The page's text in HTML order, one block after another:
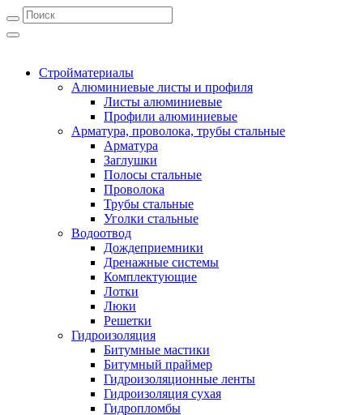
Стройматериалы
Алюминиевые листы и профиля
Листы алюминиевые
Профили алюминиевые
Арматура, проволока, трубы стальные
Арматура
Заглушки
Полосы стальные
Проволока
Трубы стальные
Уголки стальные
Водоотвод
Дождеприемники
Дренажные системы
Комплектующие
Лотки
Люки
Решетки
Гидроизоляция
Битумные мастики
Битумный праймер
Гидроизоляционные ленты
Гидроизоляция сухая
Гидропломбы